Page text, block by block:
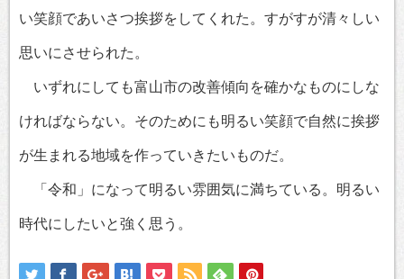
い笑顔であいさつ挨拶をしてくれた。すがすが清々しい
思いにさせられた。
いずれにしても富山市の改善傾向を確かなものにしな
ければならない。そのためにも明るい笑顔で自然に挨拶
が生まれる地域を作っていきたいものだ。
「令和」になって明るい雰囲気に満ちている。明るい
時代にしたいと強く思う。